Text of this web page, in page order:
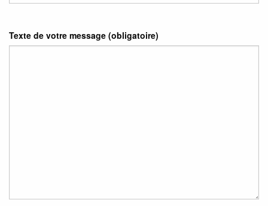
Texte de votre message (obligatoire)